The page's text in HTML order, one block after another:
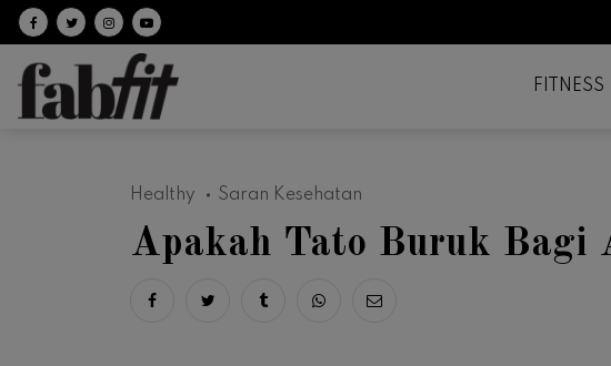
Follow on facebook
Follow on Twitter
Follow on Instagram
Follow on Youtube
FITNESS
Healthy Saran Kesehatan
Apakah Tato Buruk Bagi
Share on facebook
Share on twitter
Share on tumblr
Share via whatsapp
Share via email